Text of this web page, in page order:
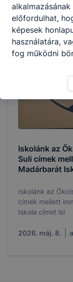
2026. máj. 20.
Iskolánk az
Suli címek
Madárbarát
Iskolánk az
címek mellett
Iskola címet is!
2026. máj. 8.
előfordulhat,
képesek
használatára,
fog működni